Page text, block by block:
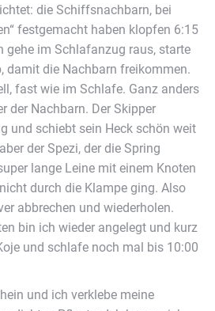
die Schiffsnachbarn, bei
festgemacht haben klopfen 6:15
gehe im Schlafanzug raus, starte
damit die Nachbarn freikommen.
fast wie im Schlafe. Ganz anders
der Nachbarn. Der Skipper
und schiebt sein Heck schön weit
der Spezi, der die Spring
lange Leine mit einem Knoten
durch die Klampe ging. Also
abbrechen und wiederholen.
bin ich wieder angelegt und kurz
und schlafe noch mal bis 10:00
und ich verklebe meine